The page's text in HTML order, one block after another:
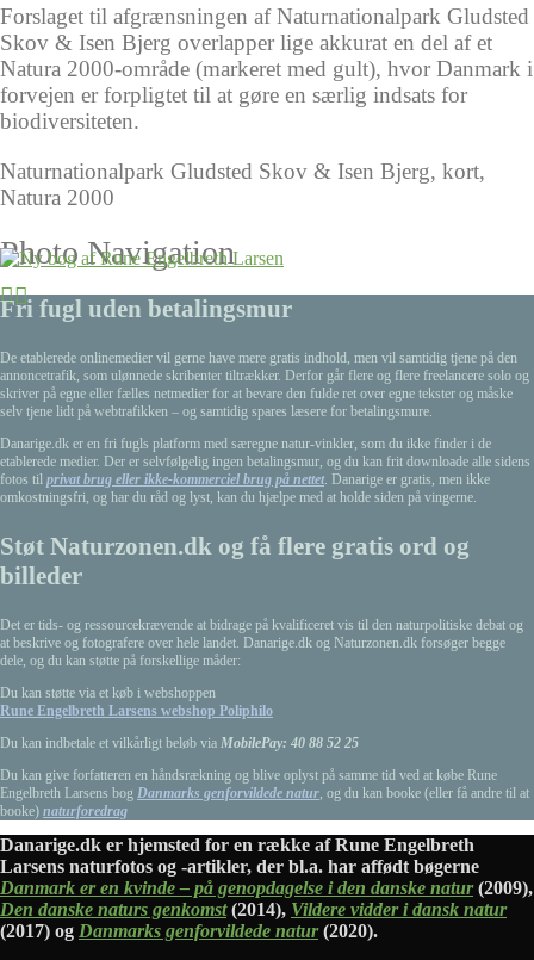
Forslaget til afgrænsningen af Naturnationalpark Gludsted
Skov & Isen Bjerg overlapper lige akkurat en del af et
Natura 2000-område (markeret med gult), hvor Danmark i
forvejen er forpligtet til at gøre en særlig indsats for
biodiversiteten.
Naturnationalpark Gludsted Skov & Isen Bjerg, kort,
Natura 2000
Photo Navigation
Fri fugl uden betalingsmur
De etablerede onlinemedier vil gerne have mere gratis indhold, men vil samtidig tjene på den
annoncetrafik, som ulønnede skribenter tiltrækker. Derfor går flere og flere freelancere solo og
skriver på egne eller fælles netmedier for at bevare den fulde ret over egne tekster og måske
selv tjene lidt på webtrafikken – og samtidig spares læsere for betalingsmure.
Danarige.dk er en fri fugls platform med særegne natur-vinkler, som du ikke finder i de
etablerede medier. Der er selvfølgelig ingen betalingsmur, og du kan frit downloade alle sidens
fotos til privat brug eller ikke-kommerciel brug på nettet. Danarige er gratis, men ikke
omkostningsfri, og har du råd og lyst, kan du hjælpe med at holde siden på vingerne.
Støt Naturzonen.dk og få flere gratis ord og
billeder
Det er tids- og ressourcekrævende at bidrage på kvalificeret vis til den naturpolitiske debat og
at beskrive og fotografere over hele landet. Danarige.dk og Naturzonen.dk forsøger begge
dele, og du kan støtte på forskellige måder:
Du kan støtte via et køb i webshoppen
Rune Engelbreth Larsens webshop Poliphilo
Du kan indbetale et vilkårligt beløb via MobilePay: 40 88 52 25
Du kan give forfatteren en håndsrækning og blive oplyst på samme tid ved at købe Rune
Engelbreth Larsens bog Danmarks genforvildede natur , og du kan booke (eller få andre til at
booke) naturforedrag
Danarige.dk er hjemsted for en række af Rune Engelbreth
Larsens naturfotos og -artikler, der bl.a. har affødt bøgerne
Danmark er en kvinde – på genopdagelse i den danske natur(2009),
Den danske naturs genkomst(2014), Vildere vidder i dansk natur
(2017) og Danmarks genforvildede natur(2020).